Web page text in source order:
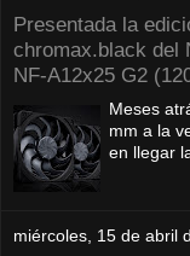
Presentada la
chromax.black del
NF‑A12x25 G2
Meses
mm a la
en llegar
miércoles, 15 de abril